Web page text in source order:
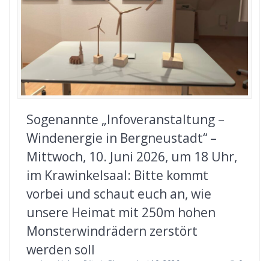
Sogenannte „Infoveranstaltung –
Windenergie in Bergneustadt“ –
Mittwoch, 10. Juni 2026, um 18 Uhr,
im Krawinkelsaal: Bitte kommt
vorbei und schaut euch an, wie
unsere Heimat mit 250m hohen
Monsterwindrädern zerstört
werden soll